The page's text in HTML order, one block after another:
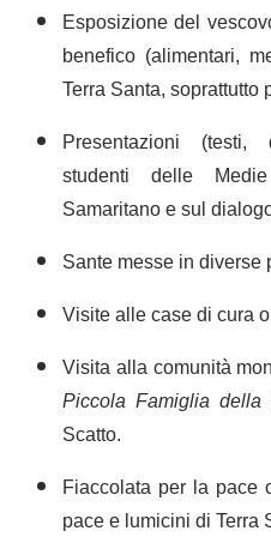
Esposizione del
benefico (alimentari,
Terra Santa, soprattutto
Presentazioni
studenti delle
Samaritano e sul
Sante messe in
Visite alle case di cura
Visita alla comunità
Piccola Famiglia della
Scatto.
Fiaccolata per la
pace e lumicini di Terra